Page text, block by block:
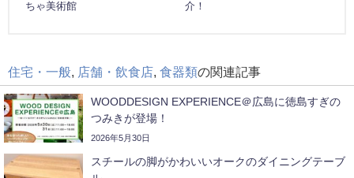
ちゃ美術館
介！
住宅・一般, 店舗・飲食店, 食器類の関連記事
WOODDESIGN EXPERIENCE＠広島に徳島すぎの
つみきが登場！
2026年5月30日
スチールの脚がかわいいオークのダイニングテーブ